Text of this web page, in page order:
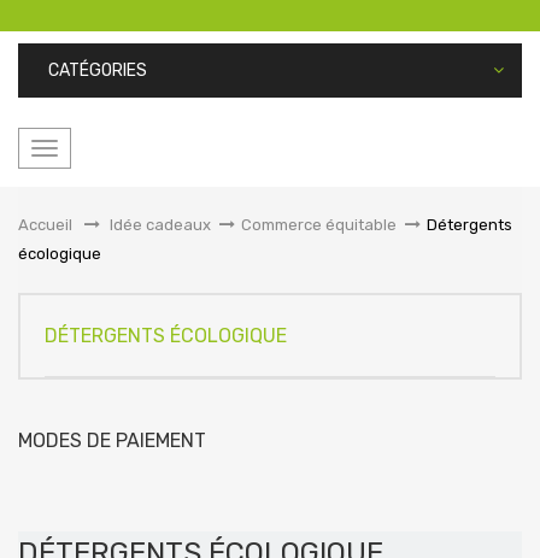
CATÉGORIES
Basculer
Accueil
&gt;Idée cadeaux > Commerce équitable >
Détergents
écologique
DÉTERGENTS ÉCOLOGIQUE
MODES DE PAIEMENT